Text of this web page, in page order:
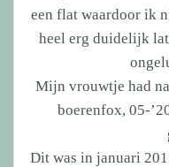
een flat waardoor ik
heel erg duidelijk
Mijn vrouwtje had
boerenfox, 05-
Dit was in januari